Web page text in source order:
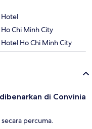
Chi Minh City
Ho Chi Minh City
di Convinia
percuma.